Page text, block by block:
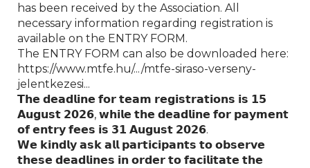
has been received by the Association. All
necessary information regarding registration is
available on the ENTRY FORM.
The ENTRY FORM can also be downloaded here:
https://www.mtfe.hu/.../mtfe-siraso-verseny-
jelentkezesi...
𝗧𝗵𝗲 𝗱𝗲𝗮𝗱𝗹𝗶𝗻𝗲 𝗳𝗼𝗿 𝘁𝗲𝗮𝗺 𝗿𝗲𝗴𝗶𝘀𝘁𝗿𝗮𝘁𝗶𝗼𝗻𝘀 𝗶𝘀 𝟭𝟱
𝗔𝘂𝗴𝘂𝘀𝘁 𝟮𝟬𝟮𝟲, 𝘄𝗵𝗶𝗹𝗲 𝘁𝗵𝗲 𝗱𝗲𝗮𝗱𝗹𝗶𝗻𝗲 𝗳𝗼𝗿 𝗽𝗮𝘆𝗺𝗲𝗻𝘁
𝗼𝗳 𝗲𝗻𝘁𝗿𝘆 𝗳𝗲𝗲𝘀 𝗶𝘀 𝟯𝟭 𝗔𝘂𝗴𝘂𝘀𝘁 𝟮𝟬𝟮𝟲.
𝗪𝗲 𝗸𝗶𝗻𝗱𝗹𝘆 𝗮𝘀𝗸 𝗮𝗹𝗹 𝗽𝗮𝗿𝘁𝗶𝗰𝗶𝗽𝗮𝗻𝘁𝘀 𝘁𝗼 𝗼𝗯𝘀𝗲𝗿𝘃𝗲
𝘁𝗵𝗲𝘀𝗲 𝗱𝗲𝗮𝗱𝗹𝗶𝗻𝗲𝘀 𝗶𝗻 𝗼𝗿𝗱𝗲𝗿 𝘁𝗼 𝗳𝗮𝗰𝗶𝗹𝗶𝘁𝗮𝘁𝗲 𝘁𝗵𝗲